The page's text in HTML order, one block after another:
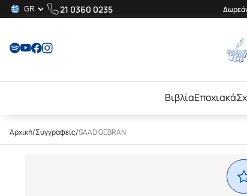
21 0360 0235
ΒιβλίαΕποχιακά
Αρχική/Συγγραφείς/SAAD GEBRAN